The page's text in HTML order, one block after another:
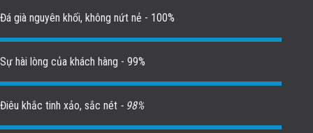
Đá già nguyên khối, không nứt nẻ - 100%
Sự hài lòng của khách hàng - 99%
Điêu khắc tinh xảo, sắc nét - 98%